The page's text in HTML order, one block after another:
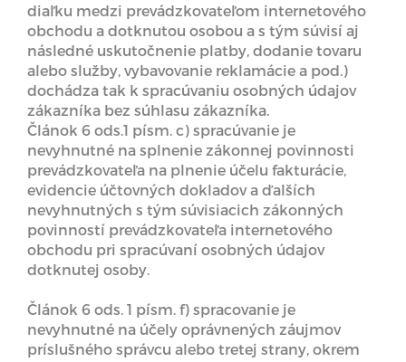
diaľku medzi prevádzkovateľom internetového
obchodu a dotknutou osobou a s tým súvisí aj
následné uskutočnenie platby, dodanie tovaru
alebo služby, vybavovanie reklamácie a pod.)
dochádza tak k spracúvaniu osobných údajov
zákazníka bez súhlasu zákazníka.
Článok 6 ods.1 písm. c) spracúvanie je
nevyhnutné na splnenie zákonnej povinnosti
prevádzkovateľa na plnenie účelu fakturácie,
evidencie účtovných dokladov a ďalších
nevyhnutných s tým súvisiacich zákonných
povinností prevádzkovateľa internetového
obchodu pri spracúvaní osobných údajov
dotknutej osoby.
Článok 6 ods. 1 písm. f) spracovanie je
nevyhnutné na účely oprávnených záujmov
príslušného správcu alebo tretej strany, okrem